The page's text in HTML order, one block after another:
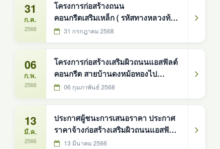
บ้านม่วง จังหวัดสกลนคร - บ้านหนอง
บ่อ หมู่ที่8 ตำบลมาย อำเภอบ้านม่วง
จังหวัดสกลนคร องค์การบริหารส่วน
31
ก.ค.
2568
โครงการก่อสร้างถนน
คอนกรีตเสริมเหล็ก ( รหัสทางหลวงท้อง
ถิ่น สน.ถ. ๖๖-๐๐๔ ) สายบ้านดงหม้อ
31 กรกฎาคม 2568
06
ก.พ.
2568
โครงการก่อสร้างเสริมผิวถนนแอสฟัลต์
คอนกรีต สายบ้านดงหม้อทองไป
บ้านนาสมบูรณ์ หมู่ที่ ๘
06 กุมภาพันธ์ 2568
13
มี.ค.
2566
ประกาศผู้ชนะการเสนอราคา ประกาศ
ราคาจ้างก่อสร้างเสริมผิวถนนแอสฟัลต์
คอนกรีต (รหัสทางหลวงท้องถิ่น
13 มีนาคม 2566